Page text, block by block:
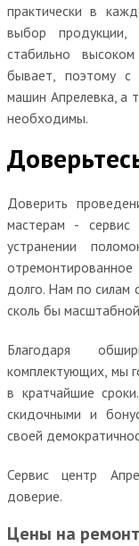
практически в
выбор
стабильно
бывает, поэтому с
машин Апрелевка, а
необходимы.
Доверить
мастерам - сервис
устранении
долго. Нам по силам
сколь бы
Благодаря
комплектующих, мы
в кратчайшие
скидочными и
своей
Сервис центр
доверие.
Цены на